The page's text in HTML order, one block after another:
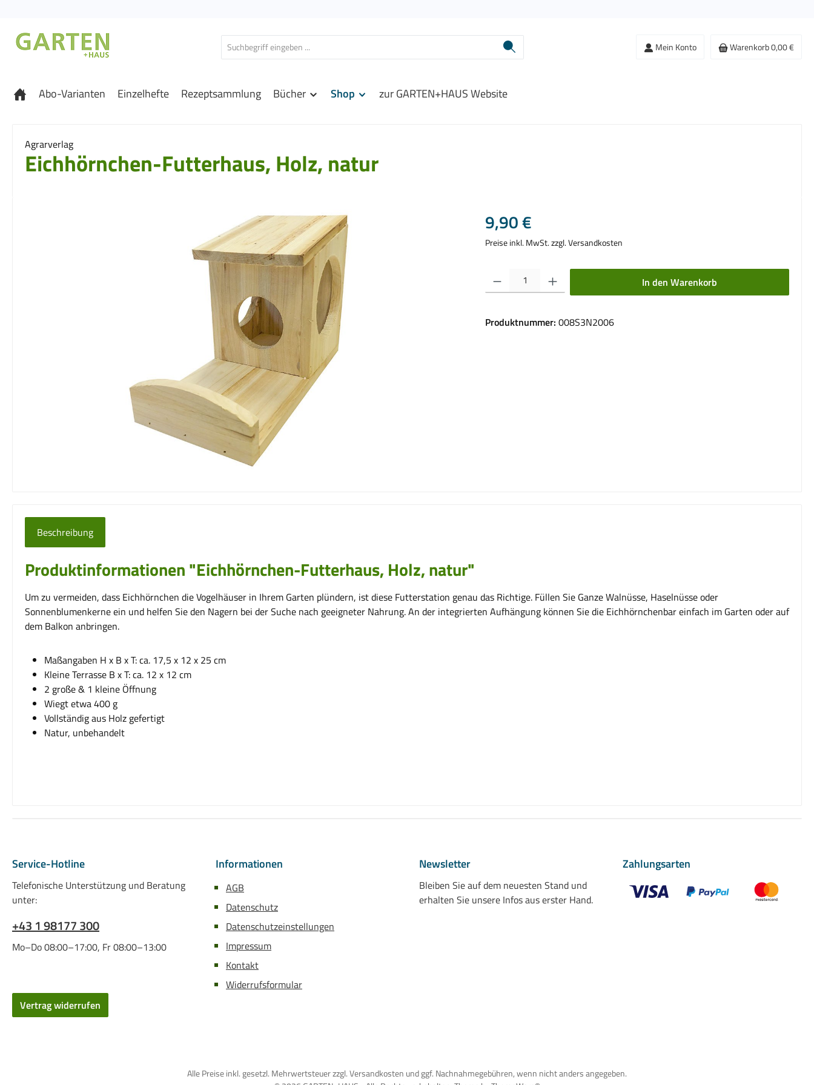
Mein Konto Warenkorb0,00 €
Abo-Varianten Einzelhefte Rezeptsammlung Bücher Shop zur GARTEN+HAUS Website
Agrarverlag
Eichhörnchen-Futterhaus, Holz, natur
Regulärer Preis:
9,90 €
Preise inkl. MwSt. zzgl. Versandkosten
Produkt Anzahl: Gib den gewünschten Wert ein oder benutze die Schaltflächen um die
In den Warenkorb
Produktnummer: 008S3N2006
Beschreibung
Produktinformationen "Eichhörnchen-Futterhaus, Holz, natur"
Um zu vermeiden, dass Eichhörnchen die Vogelhäuser in Ihrem Garten plündern, ist diese Futterstation genau das Richtige. Füllen Sie Ganze Walnüsse, Haselnüsse oder
Sonnenblumenkerne ein und helfen Sie den Nagern bei der Suche nach geeigneter Nahrung. An der integrierten Aufhängung können Sie die Eichhörnchenbar einfach im Garten oder auf
dem Balkon anbringen.
Maßangaben H x B x T: ca. 17,5 x 12 x 25 cm
Kleine Terrasse B x T: ca. 12 x 12 cm
2 große & 1 kleine Öffnung
Wiegt etwa 400 g
Vollständig aus Holz gefertigt
Natur, unbehandelt
Service-Hotline
Telefonische Unterstützung und Beratung
unter:
+43 1 98177 300
Mo–Do 08:00–17:00, Fr 08:00–13:00
Vertrag widerrufen
Informationen
AGB
Datenschutz
Datenschutzeinstellungen
Impressum
Kontakt
Widerrufsformular
Newsletter
Bleiben Sie auf dem neuesten Stand und
erhalten Sie unsere Infos aus erster Hand.
Zahlungsarten
Alle Preise inkl. gesetzl. Mehrwertsteuer zzgl. Versandkosten und ggf. Nachnahmegebühren, wenn nicht anders angegeben.